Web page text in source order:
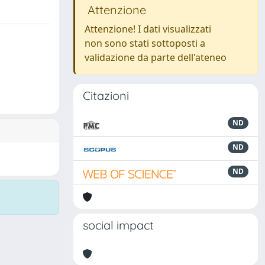
Attenzione
Attenzione! I dati visualizzati
non sono stati sottoposti a
validazione da parte dell'ateneo
Citazioni
ND
ND
ND
social impact